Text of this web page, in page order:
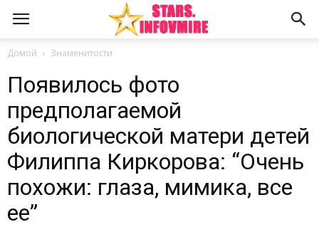
Домой Знаменитости
Появилось фото
предполагаемой
биологической матери детей
Филиппа Киркорова: “Очень
похожи: глаза, мимика, все
ее”